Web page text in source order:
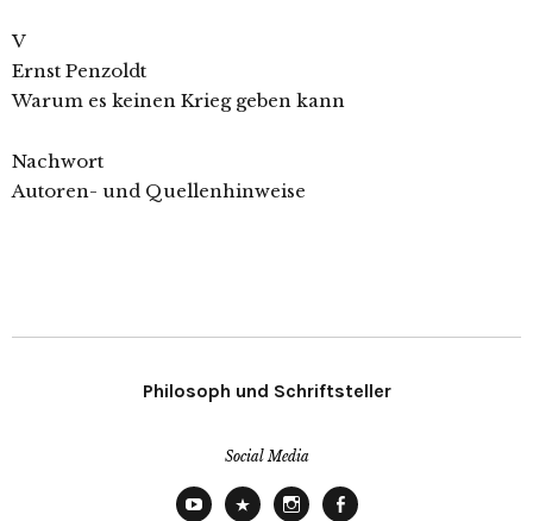
V
Ernst Penzoldt
Warum es keinen Krieg geben kann
Nachwort
Autoren- und Quellenhinweise
Philosoph und Schriftsteller
Social Media